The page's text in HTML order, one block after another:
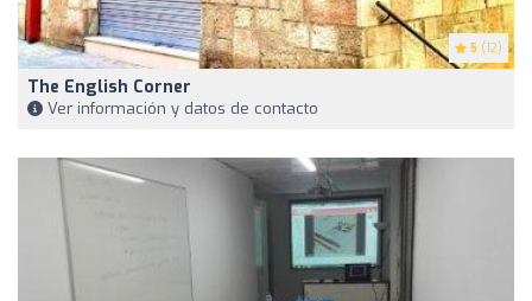
5 (12)
The English Corner
Ver información y datos de contacto